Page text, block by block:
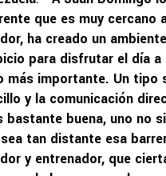
que es muy cercano
ha creado un ambiente
para disfrutar el día a
más importante. Un tipo
y la comunicación
bastante buena, uno no
tan distante esa
y entrenador, que